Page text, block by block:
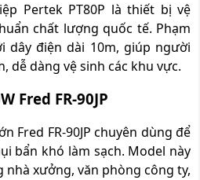
Pertek PT80P là thiết bị vệ
chất lượng quốc tế. Phạm
dây điện dài 10m, giúp người
dễ dàng vệ sinh các khu vực.
Fred FR-90JP
Fred FR-90JP chuyên dùng để
bẩn khó làm sạch. Model này
xưởng, văn phòng công ty,